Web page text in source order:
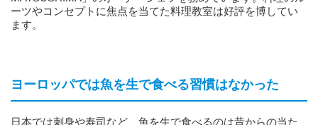
ーツやコンセプトに焦点を当てた料理教室は好評を博してい
ます。
ヨーロッパでは魚を生で食べる習慣はなかった
日本では刺身や寿司など、魚を生で食べるのは昔からの当た